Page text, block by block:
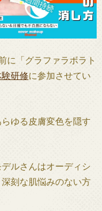
に「グラファラボラト
研修に参加させてい
ゆる皮膚変色を隠す
ルさんはオーディシ
刻な肌悩みのない方